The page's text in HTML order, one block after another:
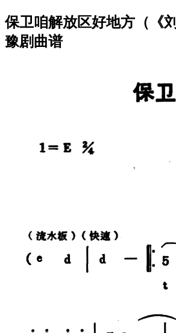
保卫咱解放区好地方（《
豫剧曲谱